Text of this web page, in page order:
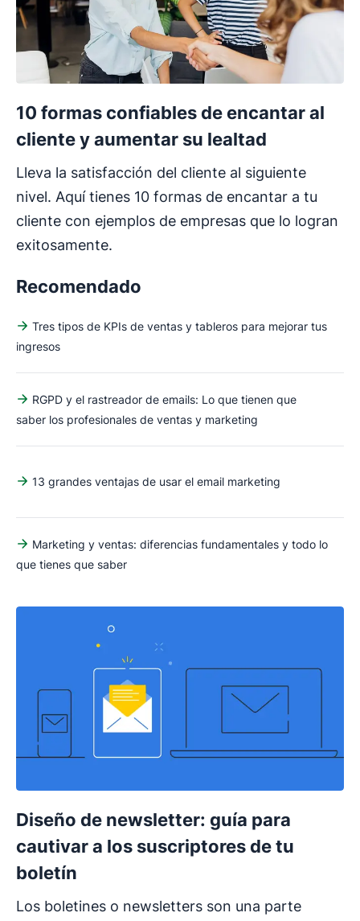
10 formas confiables de encantar al
cliente y aumentar su lealtad
Lleva la satisfacción del cliente al siguiente
nivel. Aquí tienes 10 formas de encantar a tu
cliente con ejemplos de empresas que lo logran
exitosamente.
Recomendado
Tres tipos de KPIs de ventas y tableros para mejorar tus
ingresos
RGPD y el rastreador de emails: Lo que tienen que
saber los profesionales de ventas y marketing
13 grandes ventajas de usar el email marketing
Marketing y ventas: diferencias fundamentales y todo lo
que tienes que saber
Diseño de newsletter: guía para
cautivar a los suscriptores de tu
boletín
Los boletines o newsletters son una parte